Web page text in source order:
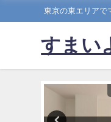
東京の東エリアで
すまい